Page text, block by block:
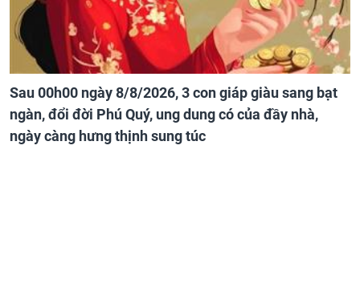
Sau 00h00 ngày 8/8/2026, 3 con giáp giàu sang bạt
ngàn, đổi đời Phú Quý, ung dung có của đầy nhà,
ngày càng hưng thịnh sung túc